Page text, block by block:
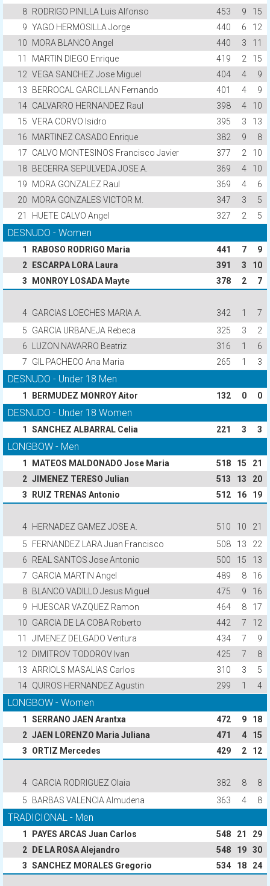
8 RODRIGO PINILLA Luis Alfonso 453 9
15
9 YAGO HERMOSILLA Jorge 440 6
12
10
MORA BLANCO Angel 440 3
11
11
MARTIN DIEGO Enrique 419 2
15
12 VEGA SANCHEZ Jose Miguel 404 4
9
13
BERROCAL GARCILLAN Fernando 401 4
9
14 CALVARRO HERNANDEZ Raul 398 4
10
15 VERA CORVO Isidro 395 3
13
16
MARTINEZ CASADO Enrique 382 9
8
17
CALVO MONTESINOS Francisco Javier 377 2
10
18 BECERRA SEPULVEDA JOSE A. 369 4
10
19
MORA GONZALEZ Raul 369 4
6
20
MORA GONZALES VICTOR M. 347 3
5
21
HUETE CALVO Angel 327 2 5
DESNUDO - Women
1 RABOSO RODRIGO Maria 441 7
9
2
ESCARPA LORA Laura 391 3
10
3
MONROY LOSADA Mayte 378 2 7
4 GARCIAS LOECHES MARIA A. 342 1
7
5
GARCIA URBANEJA Rebeca 325 3
2
6
LUZON NAVARRO Beatriz 316 1
6
7
GIL PACHECO Ana Maria 265 1 3
DESNUDO - Under 18 Men
1 BERMUDEZ MONROY Aitor 132 0 0
DESNUDO - Under 18 Women
1 SANCHEZ ALBARRAL Celia 221 3 3
LONGBOW - Men
1 MATEOS MALDONADO Jose Maria 518 15
21
2 JIMENEZ TERESO Julian 513 13
20
3
RUIZ TRENAS Antonio 512 16 19
4 HERNADEZ GAMEZ JOSE A. 510 10
21
5
FERNANDEZ LARA Juan Francisco 508 13
22
6
REAL SANTOS Jose Antonio 500 15
13
7
GARCIA MARTIN Angel 489 8
16
8 BLANCO VADILLO Jesus Miguel 475 9
16
9
HUESCAR VAZQUEZ Ramon 464 8
17
10
GARCIA DE LA COBA Roberto 442 7
12
11
JIMENEZ DELGADO Ventura 434 7
9
12
DIMITROV TODOROV Ivan 425 7
8
13 ARRIOLS MASALIAS Carlos 310 3
5
14 QUIROS HERNANDEZ Agustin 299 1 4
LONGBOW - Women
1 SERRANO JAEN Arantxa 472 9
18
2 JAEN LORENZO Maria Juliana 471 4
15
3
ORTIZ Mercedes 429 2 12
4 GARCIA RODRIGUEZ Olaia 382 8
8
5
BARBAS VALENCIA Almudena 363 4 8
TRADICIONAL - Men
1 PAYES ARCAS Juan Carlos 548 21
29
2
DE LA ROSA Alejandro 548 19
30
3 SANCHEZ MORALES Gregorio 534 18 24